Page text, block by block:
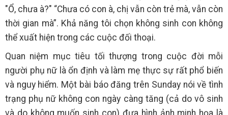
"Ổ, chưa à?" “Chưa có con à, chị vẫn còn trẻ mà, vẫn còn
thời gian mà”. Khả năng tôi chọn không sinh con không
thể xuất hiện trong các cuộc đối thoại.
Quan niệm mục tiêu tối thượng trong cuộc đời mỗi
người phụ nữ là ổn định và làm mẹ thực sự rất phổ biến
và nguy hiểm. Một bài báo đăng trên Sunday nói về tình
trạng phụ nữ không con ngày càng tăng (cả do vô sinh